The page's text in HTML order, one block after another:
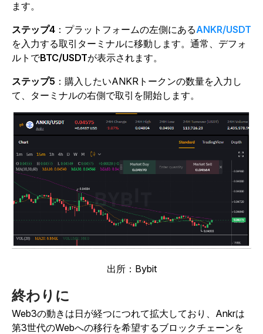
ます。
ステップ4 ：プラットフォームの左側にあるANKR/USDT
を入力する取引ターミナルに移動します。通常、デフォ
ルトでBTC/USDTが表示されます。
ステップ5 ：購入したいANKRトークンの数量を入力し
て、ターミナルの右側で取引を開始します。
出所：Bybit
終わりに
Web3の動きは日が経つにつれて拡大しており、Ankrは
第3世代のWebへの移行を希望するブロックチェーンを